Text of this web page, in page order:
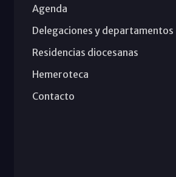
Agenda
Delegaciones y departamentos
Residencias diocesanas
Hemeroteca
Contacto